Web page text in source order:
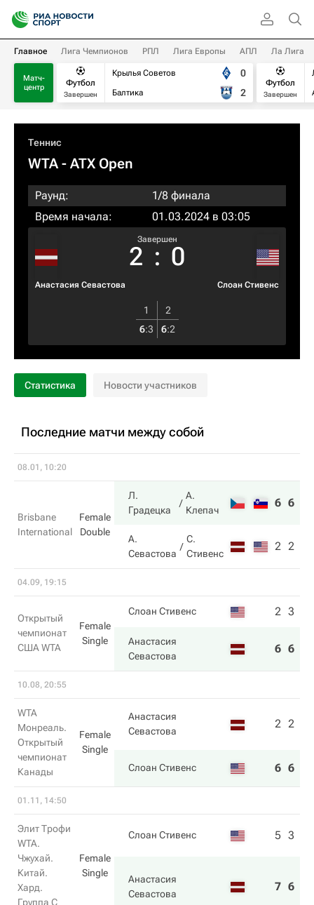
Главное Лига Чемпионов РПЛ Лига Европы АПЛ Ла Лига
Матч-
центр
Футбол
Завершен
Крылья Советов
Балтика
0
2
Футбол
Завершен
Теннис
WTA- ATX Open
Раунд:
1/8 финала
Время начала:
01.03.2024 в 03:05
Анастасия Севастова
Завершен
2 : 0
Слоан Стивенс
1
2
6:3 6:2
Статистика Новости участников
Последние матчи между собой
08.01, 10:20
Brisbane
International
Female
Double
Л.
Градецка
А.
Клепач
6 6
А.
Севастова
С.
Стивенс
2 2
04.09, 19:15
Открытый
чемпионат
США WTA
Female
Single
Слоан Стивенс 2 3
Анастасия
Севастова
6 6
10.08, 20:55
WTA
Монреаль.
Открытый
чемпионат
Канады
Female
Single
Анастасия
Севастова
2 2
Слоан Стивенс 6 6
01.11, 14:50
Элит Трофи
WTA.
Чжухай.
Китай.
Хард.
Группа C
Female
Single
Слоан Стивенс 5 3
Анастасия
Севастова
7 6